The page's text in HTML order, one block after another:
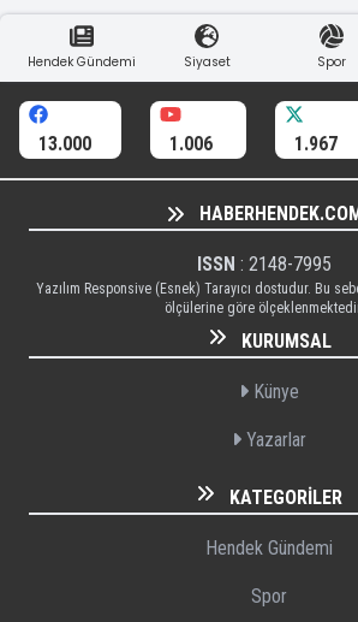
Hendek Gündemi Siyaset Spor
13.000 1.006 1.967
ISSN : 2148-7995
Yazılım Responsive (Esnek) Tarayıcı dostudur. Bu
ölçülerine göre
KURUMSAL
Künye
Yazarlar
KATEGORILER
Hendek Gündemi
Spor